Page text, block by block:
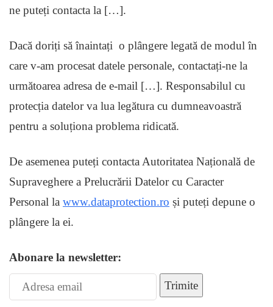
ne puteți contacta la […].
Dacă doriți să înaintați o plângere legată de modul în
care v-am procesat datele personale, contactați-ne la
următoarea adresa de e-mail […]. Responsabilul cu
protecția datelor va lua legătura cu dumneavoastră
pentru a soluționa problema ridicată.
De asemenea puteți contacta Autoritatea Națională de
Supraveghere a Prelucrării Datelor cu Caracter
Personal la www.dataprotection.ro și puteți depune o
plângere la ei.
Abonare la newsletter:
Trimite